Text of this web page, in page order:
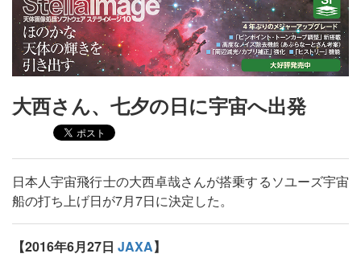
大西さん、七夕の日に宇宙へ出発
日本人宇宙飛行士の大西卓哉さんが搭乗するソユーズ宇宙
船の打ち上げ日が7月7日に決定した。
【2016年6月27日 JAXA】